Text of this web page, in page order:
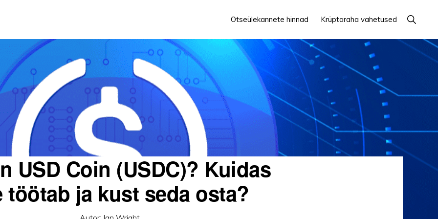
Otseülekannete hinnad Krüptoraha vahetused Näita
otsingut
USD Coin (USDC)? Kuidas
töötab ja kust seda osta?